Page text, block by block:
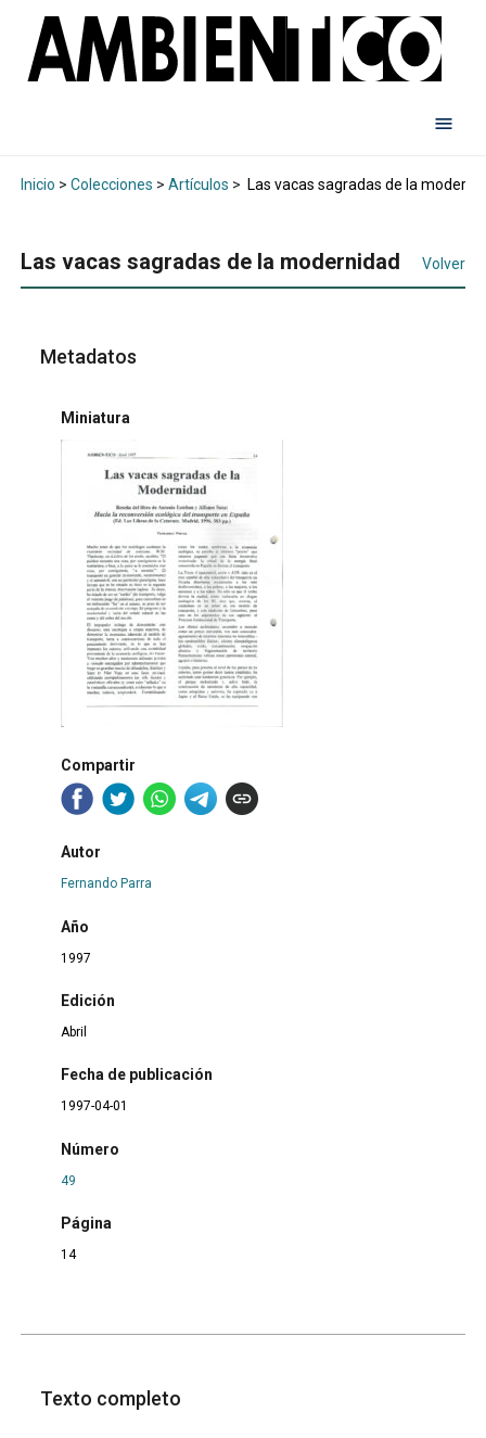
Inicio > Colecciones > Artículos > Las vacas sagradas de la
Las vacas sagradas de la modernidad Volver
Metadatos
Miniatura
Compartir
Autor
Fernando Parra
Año
1997
Edición
Abril
Fecha de publicación
1997-04-01
Número
49
Página
14
Texto completo